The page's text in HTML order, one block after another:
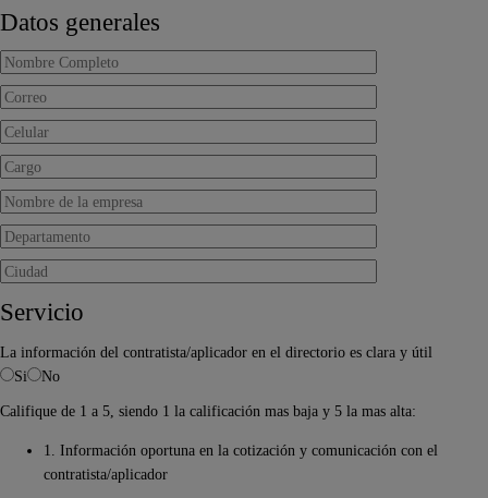
Datos generales
Servicio
La información del contratista/aplicador en el directorio es clara y útil
Si
No
Califique de 1 a 5, siendo 1 la calificación mas baja y 5 la mas alta:
1. Información oportuna en la cotización y comunicación con el
contratista/aplicador